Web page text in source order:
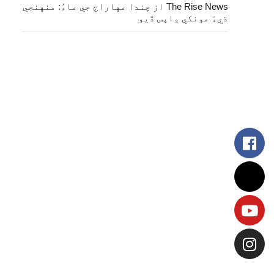
The Rise News از چندا مهاراج جي ماءُ: منهنجي
ڌيءَ مونکي واپس ڏيو